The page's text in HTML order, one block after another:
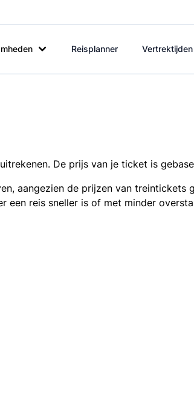
Reisplanner Vertrektijden
De prijs van je ticket is
aangezien de prijzen van
een reis sneller is of met minder